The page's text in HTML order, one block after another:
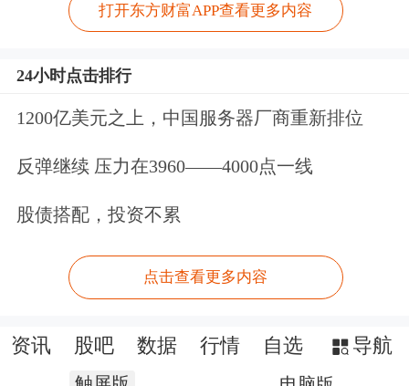
打开东方财富APP查看更多内容
24小时点击排行
1200亿美元之上，中国服务器厂商重新排位
反弹继续 压力在3960——4000点一线
股债搭配，投资不累
点击查看更多内容
资讯 股吧 数据 行情 自选 导航